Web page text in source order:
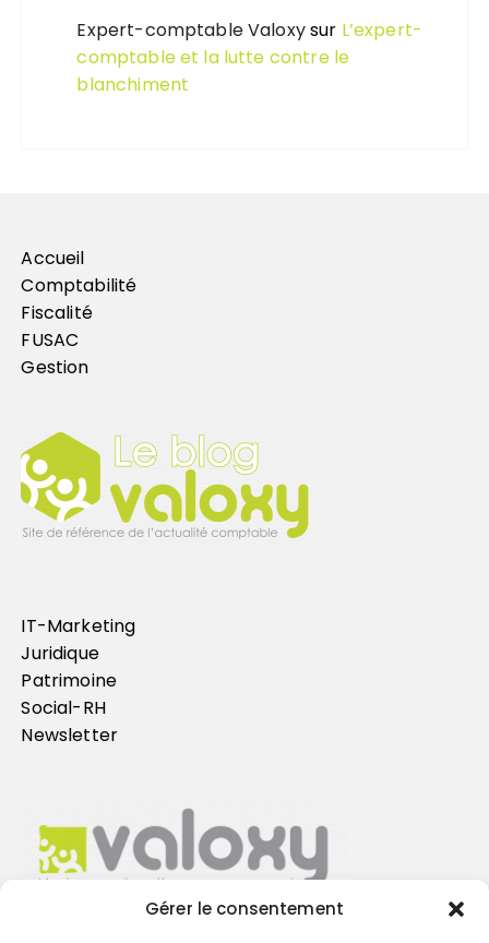
Gérer le consentement
Expert-comptable Valoxysur L’expert-
comptable et la lutte contre le
blanchiment
Accueil
Comptabilité
Fiscalité
FUSAC
Gestion
IT-Marketing
Juridique
Patrimoine
Social-RH
Newsletter